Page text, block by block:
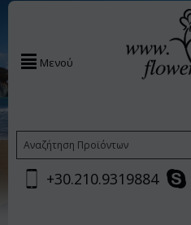
Μενού
+30.210.9319884